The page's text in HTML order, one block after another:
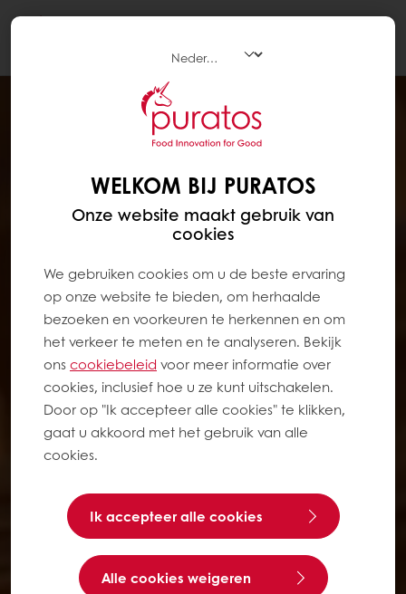
WELKOM BIJ PURATOS
Onze website maakt gebruik van
cookies
We gebruiken cookies om u de beste ervaring
op onze website te bieden, om herhaalde
bezoeken en voorkeuren te herkennen en om
het verkeer te meten en te analyseren. Bekijk
ons ​​cookiebeleid voor meer informatie over
cookies, inclusief hoe u ze kunt uitschakelen.
Door op "Ik accepteer alle cookies" te klikken,
gaat u akkoord met het gebruik van alle
cookies.
Ik accepteer alle cookies
Alle cookies weigeren